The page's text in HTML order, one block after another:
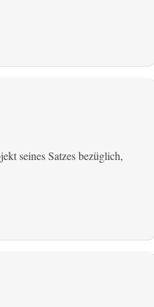
seines Satzes bezüglich,